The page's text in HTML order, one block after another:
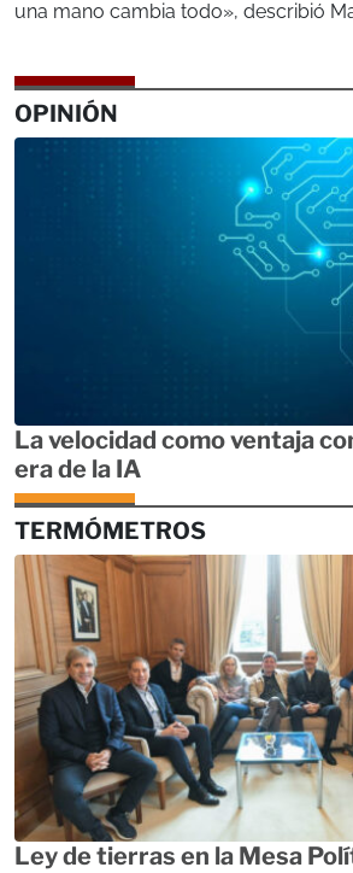
una mano cambia todo», describió
OPINIÓN
La velocidad como ventaja
era de la IA
TERMÓMETROS
Ley de tierras en la Mesa